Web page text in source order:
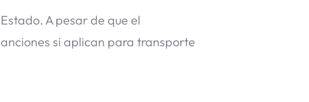
A pesar de que el
si aplican para transporte